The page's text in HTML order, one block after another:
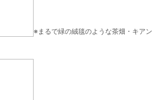
※まるで緑の絨毯のような茶畑・キアン